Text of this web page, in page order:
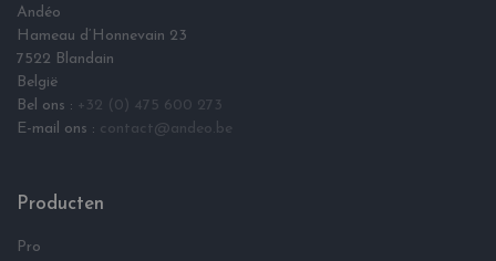
Andéo
Hameau d‘Honnevain 23
7522 Blandain
België
Bel ons : +32 (0) 475 600 273
E-mail ons : contact@andeo.be
Producten
Pro